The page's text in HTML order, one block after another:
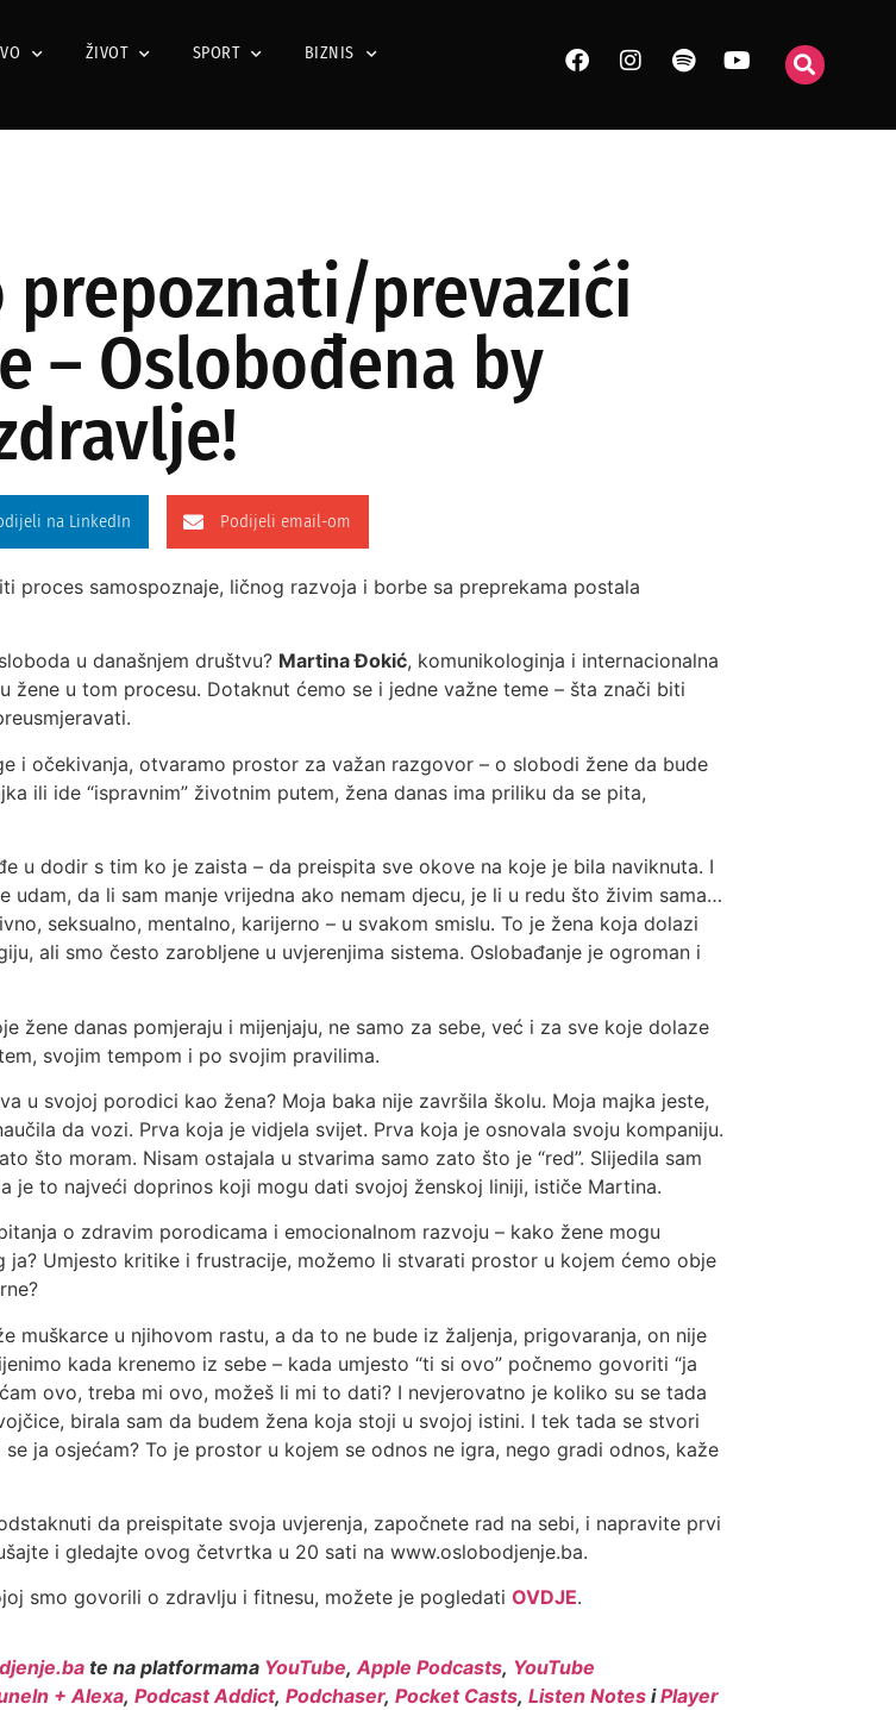
ŽIVOT SPORT BIZNIS
prepoznati/prevazići
– Oslobođena by
na LinkedIn Podijeli email-om
proces samospoznaje, ličnog razvoja i borbe sa preprekama postala
u današnjem društvu? Martina Đokić, komunikologinja i internacionalna
u tom procesu. Dotaknut ćemo se i jedne važne teme – šta znači biti
i očekivanja, otvaramo prostor za važan razgovor – o slobodi žene da bude
ili ide “ispravnim” životnim putem, žena danas ima priliku da se pita,
u dodir s tim ko je zaista – da preispita sve okove na koje je bila naviknuta. I
da li sam manje vrijedna ako nemam djecu, je li u redu što živim sama…
seksualno, mentalno, karijerno – u svakom smislu. To je žena koja dolazi
ali smo često zarobljene u uvjerenjima sistema. Oslobađanje je ogroman i
žene danas pomjeraju i mijenjaju, ne samo za sebe, već i za sve koje dolaze
svojim tempom i po svojim pravilima.
u svojoj porodici kao žena? Moja baka nije završila školu. Moja majka jeste,
da vozi. Prva koja je vidjela svijet. Prva koja je osnovala svoju kompaniju.
što moram. Nisam ostajala u stvarima samo zato što je “red”. Slijedila sam
je to najveći doprinos koji mogu dati svojoj ženskoj liniji, ističe Martina.
o zdravim porodicama i emocionalnom razvoju – kako žene mogu
Umjesto kritike i frustracije, možemo li stvarati prostor u kojem ćemo obje
muškarce u njihovom rastu, a da to ne bude iz žaljenja, prigovaranja, on nije
kada krenemo iz sebe – kada umjesto “ti si ovo” počnemo govoriti “ja
ovo, treba mi ovo, možeš li mi to dati? I nevjerovatno je koliko su se tada
birala sam da budem žena koja stoji u svojoj istini. I tek tada se stvori
ja osjećam? To je prostor u kojem se odnos ne igra, nego gradi odnos, kaže
da preispitate svoja uvjerenja, započnete rad na sebi, i napravite prvi
i gledajte ovog četvrtka u 20 sati na​ www.oslobodjenje.ba.
smo govorili o zdravlju i fitnesu, možete je pogledatiOVDJE.
te na platformama YouTube,Apple Podcasts, YouTube
+ Alexa,Podcast Addict,Podchaser,Pocket Casts,Listen Notes iPlayer